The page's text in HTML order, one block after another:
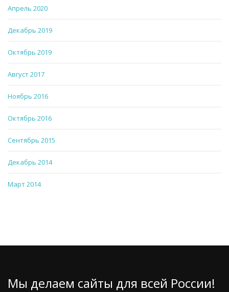
Апрель 2020
Декабрь 2019
Октябрь 2019
Август 2017
Ноябрь 2016
Октябрь 2016
Сентябрь 2015
Декабрь 2014
Март 2014
Мы делаем сайты для всей России!